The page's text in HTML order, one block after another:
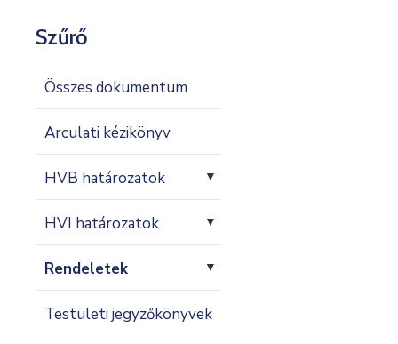
Szűrő
Összes dokumentum
Arculati kézikönyv
HVB határozatok ▼
HVI határozatok ▼
Rendeletek ▼
Testületi jegyzőkönyvek